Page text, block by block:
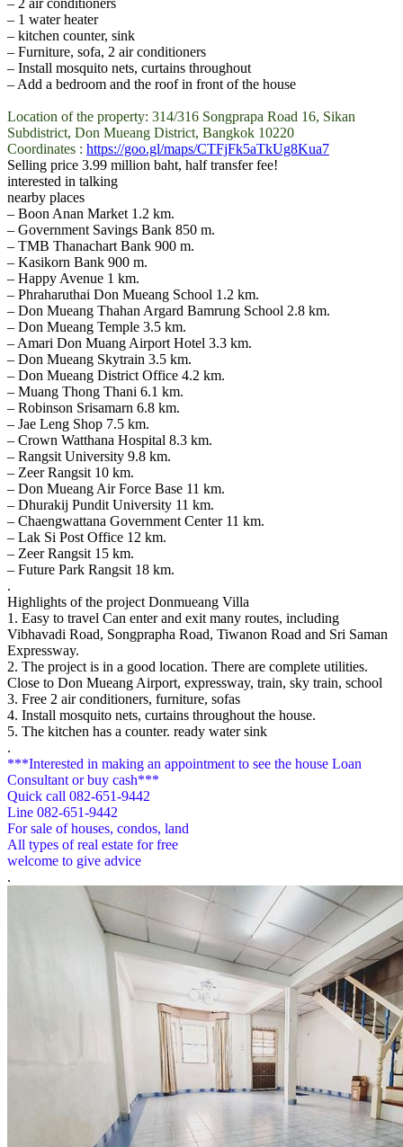
– 1 water heater
– kitchen counter, sink
– Furniture, sofa, 2 air conditioners
– Install mosquito nets, curtains throughout
– Add a bedroom and the roof in front of the house
Location of the property: 314/316 Songprapa Road 16, Sikan
Subdistrict, Don Mueang District, Bangkok 10220
Coordinates : https://goo.gl/maps/CTFjFk5aTkUg8Kua7
Selling price 3.99 million baht, half transfer fee!
interested in talking
nearby places
– Boon Anan Market 1.2 km.
– Government Savings Bank 850 m.
– TMB Thanachart Bank 900 m.
– Kasikorn Bank 900 m.
– Happy Avenue 1 km.
– Phraharuthai Don Mueang School 1.2 km.
– Don Mueang Thahan Argard Bamrung School 2.8 km.
– Don Mueang Temple 3.5 km.
– Amari Don Muang Airport Hotel 3.3 km.
– Don Mueang Skytrain 3.5 km.
– Don Mueang District Office 4.2 km.
– Muang Thong Thani 6.1 km.
– Robinson Srisamarn 6.8 km.
– Jae Leng Shop 7.5 km.
– Crown Watthana Hospital 8.3 km.
– Rangsit University 9.8 km.
– Zeer Rangsit 10 km.
– Don Mueang Air Force Base 11 km.
– Dhurakij Pundit University 11 km.
– Chaengwattana Government Center 11 km.
– Lak Si Post Office 12 km.
– Zeer Rangsit 15 km.
– Future Park Rangsit 18 km.
.
Highlights of the project Donmueang Villa
1. Easy to travel Can enter and exit many routes, including
Vibhavadi Road, Songprapha Road, Tiwanon Road and Sri Saman
Expressway.
2. The project is in a good location. There are complete utilities.
Close to Don Mueang Airport, expressway, train, sky train, school
3. Free 2 air conditioners, furniture, sofas
4. Install mosquito nets, curtains throughout the house.
5. The kitchen has a counter. ready water sink
.
***Interested in making an appointment to see the house Loan
Consultant or buy cash***
Quick call 082-651-9442
Line 082-651-9442
For sale of houses, condos, land
All types of real estate for free
welcome to give advice
.